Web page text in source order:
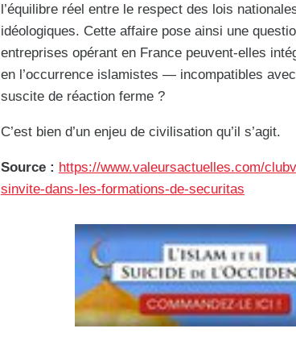
l’équilibre réel entre le respect des lois
idéologiques. Cette affaire pose ainsi une
entreprises opérant en France peuvent-elles
en l’occurrence islamistes — incompatibles
suscite de réaction ferme ?
C’est bien d’un enjeu de civilisation qu’il s’agit.
Source : https://www.valeursactuelles.com/
sinvite-dans-les-formations-de-securitas